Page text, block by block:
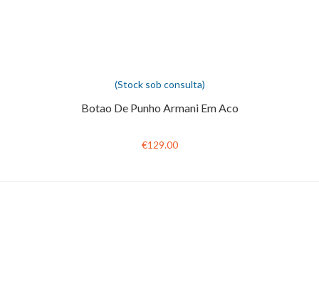
(Stock sob consulta)
Botao De Punho Armani Em Aco
€129.00